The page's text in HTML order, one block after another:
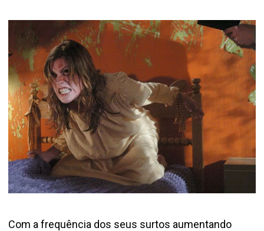
Com a frequência dos seus surtos aumentando